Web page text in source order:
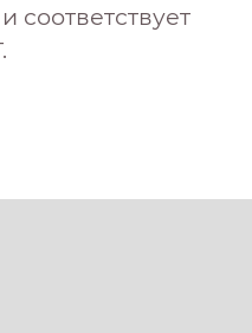
соответствует